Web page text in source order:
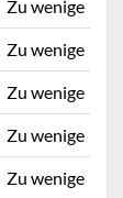
Zu wenige
Zu wenige
Zu wenige
Zu wenige
Zu wenige